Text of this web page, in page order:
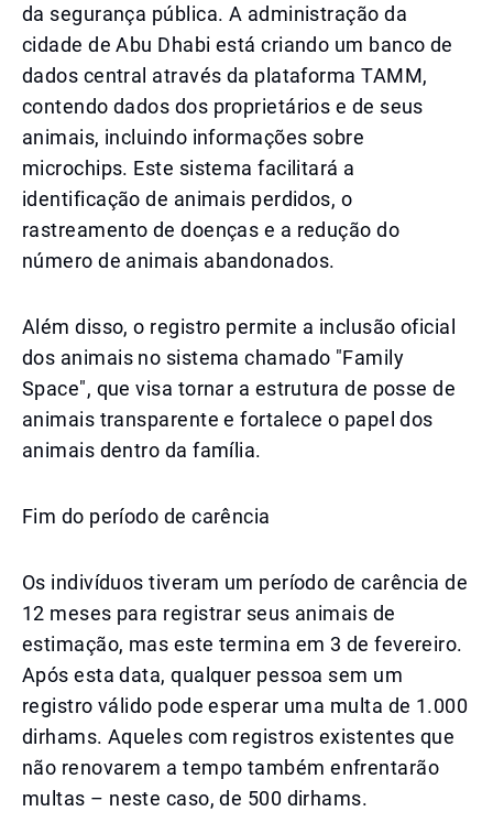
da segurança pública. A administração da
cidade de Abu Dhabi está criando um banco de
dados central através da plataforma TAMM,
contendo dados dos proprietários e de seus
animais, incluindo informações sobre
microchips. Este sistema facilitará a
identificação de animais perdidos, o
rastreamento de doenças e a redução do
número de animais abandonados.
Além disso, o registro permite a inclusão oficial
dos animais no sistema chamado "Family
Space", que visa tornar a estrutura de posse de
animais transparente e fortalece o papel dos
animais dentro da família.
Fim do período de carência
Os indivíduos tiveram um período de carência de
12 meses para registrar seus animais de
estimação, mas este termina em 3 de fevereiro.
Após esta data, qualquer pessoa sem um
registro válido pode esperar uma multa de 1.000
dirhams. Aqueles com registros existentes que
não renovarem a tempo também enfrentarão
multas – neste caso, de 500 dirhams.